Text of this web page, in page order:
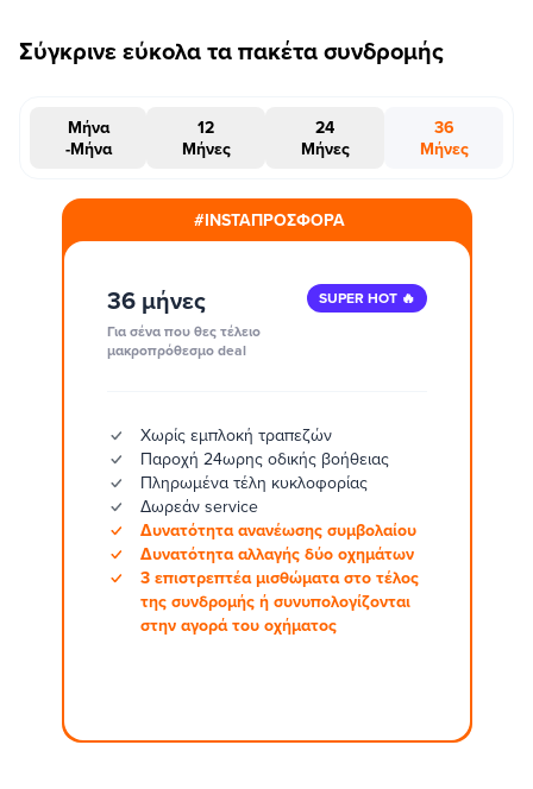
Σύγκρινε εύκολα τα πακέτα συνδρομής
Μήνα
-Μήνα
12
Μήνες
24
Μήνες
36
Μήνες
#INSTAΠΡΟΣΦΟΡΑ
36 μήνες
Για σένα που θες τέλειο
μακροπρόθεσμο deal
SUPER HOT 🔥
Χωρίς εμπλοκή τραπεζών
Παροχή 24ωρης οδικής βοήθειας
Πληρωμένα τέλη κυκλοφορίας
Δωρεάν service
Δυνατότητα ανανέωσης συμβολαίου
Δυνατότητα αλλαγής δύο οχημάτων
3 επιστρεπτέα μισθώματα στο τέλος
της συνδρομής ή συνυπολογίζονται
στην αγορά του οχήματος